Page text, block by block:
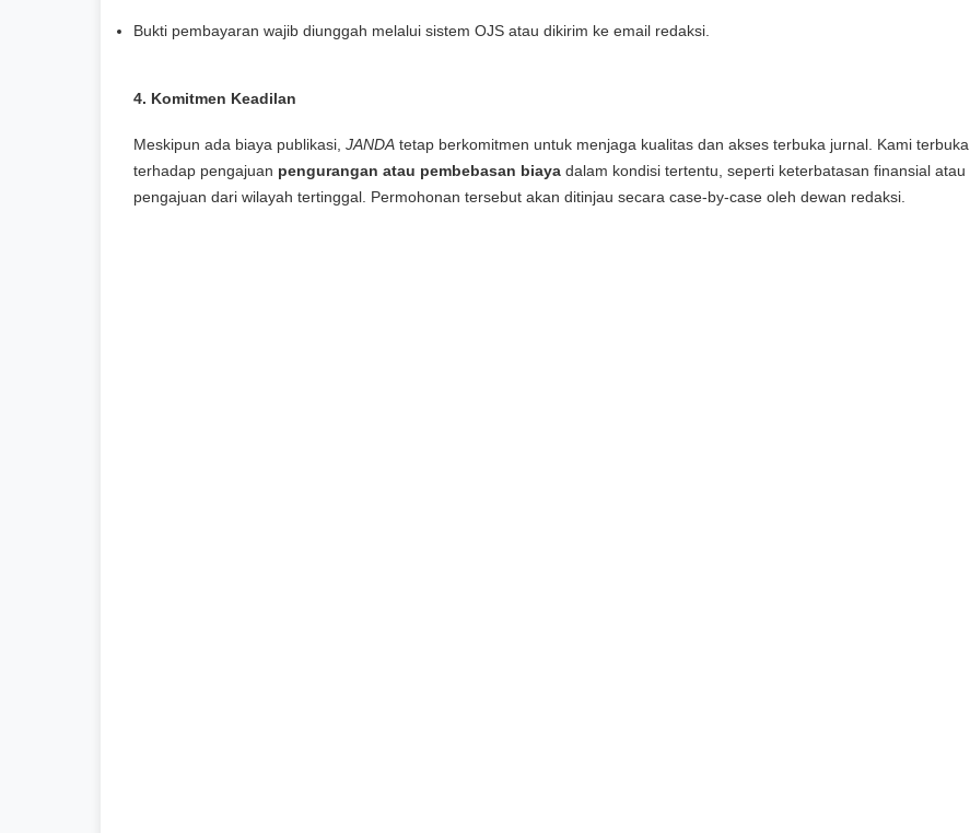
Bukti pembayaran wajib diunggah melalui sistem OJS atau dikirim ke email redaksi.
4. Komitmen Keadilan
Meskipun ada biaya publikasi, JANDA tetap berkomitmen untuk menjaga kualitas dan akses terbuka jurnal. Kami terbuka
terhadap pengajuan pengurangan atau pembebasan biaya dalam kondisi tertentu, seperti keterbatasan finansial atau
pengajuan dari wilayah tertinggal. Permohonan tersebut akan ditinjau secara case-by-case oleh dewan redaksi.